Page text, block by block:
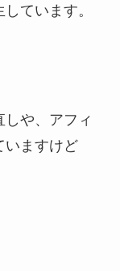
ています。
や、アフィ
いますけど